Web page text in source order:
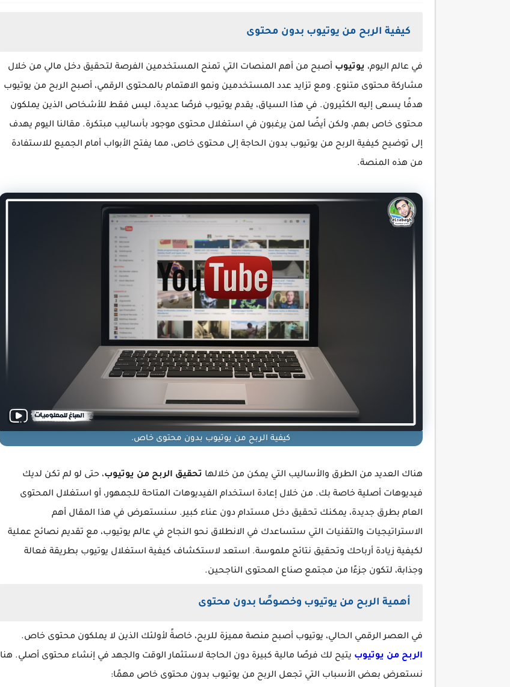
كيفية الربح من يوتيوب بدون محتوى
في عالم اليوم، يوتيوب أصبح من أهم المنصات التي تمنح المستخدمين الفرصة لتحقيق دخل مالي من خلال
مشاركة محتوى متنوع. ومع تزايد عدد المستخدمين ونمو الاهتمام بالمحتوى الرقمي، أصبح الربح من يوتيوب
هدفًا يسعى إليه الكثيرون. في هذا السياق، يقدم يوتيوب فرصًا عديدة، ليس فقط للأشخاص الذين يملكون
محتوى خاص بهم، ولكن أيضًا لمن يرغبون في استغلال محتوى موجود بأساليب مبتكرة. مقالنا اليوم يهدف
إلى توضيح كيفية الربح من يوتيوب بدون الحاجة إلى محتوى خاص، مما يفتح الأبواب أمام الجميع للاستفادة
من هذه المنصة.
كيفية الربح من يوتيوب بدون محتوى خاص.
هناك العديد من الطرق والأساليب التي يمكن من خلالها تحقيق الربح من يوتيوب، حتى لو لم تكن لديك
فيديوهات أصلية خاصة بك. من خلال إعادة استخدام الفيديوهات المتاحة للجمهور، أو استغلال المحتوى
العام بطرق جديدة، يمكنك تحقيق دخل مستدام دون عناء كبير. سنستعرض في هذا المقال أهم
الاستراتيجيات والتقنيات التي ستساعدك في الانطلاق نحو النجاح في عالم يوتيوب، مع تقديم نصائح عملية
لكيفية زيادة أرباحك وتحقيق نتائج ملموسة. استعد لاستكشاف كيفية استغلال يوتيوب بطريقة فعالة
وجذابة، لتكون جزءًا من مجتمع صناع المحتوى الناجحين.
أهمية الربح من يوتيوب وخصوصًا بدون محتوى
في العصر الرقمي الحالي، يوتيوب أصبح منصة مميزة للربح، خاصةً لأولئك الذين لا يملكون محتوى خاص.
الربح من يوتيوب يتيح لك فرصًا مالية كبيرة دون الحاجة لاستثمار الوقت والجهد في إنشاء محتوى أصلي. هنا
نستعرض بعض الأسباب التي تجعل الربح من يوتيوب بدون محتوى خاص مهمًا: